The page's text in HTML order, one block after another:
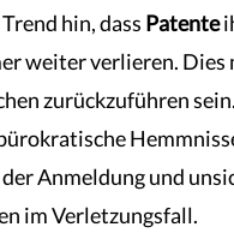
hin, dass Patente
weiter verlieren. Dies
zurückzuführen
Anmeldung und
im Verletzungsfall.